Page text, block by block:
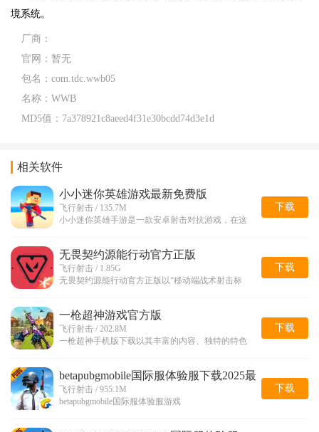
境系统。
厂商：
官网： 暂无
包名： com.tdc.wwb05
名称： WWB
MD5值： 7a378921c8aeed4f31e30bcdd74d3e1d
相关软件
小小迷你英雄游戏最新免费版
飞行射击 / 135.7M
小小迷你英雄手游是一款安卓射击对抗游戏，在这
下载
无畏契约源能行动官方正版
飞行射击 / 1.85G
无畏契约源能行动官方正版以“移动端战术射击标
下载
一枪超神游戏官方版
飞行射击 / 202.8M
一枪超神手机版下载以其丰富的内容、独特的特色
下载
betapubgmobile国际服体验服下载2025最
新版
飞行射击 / 955.1M
betapubgmobile国际服体验服游戏
下载